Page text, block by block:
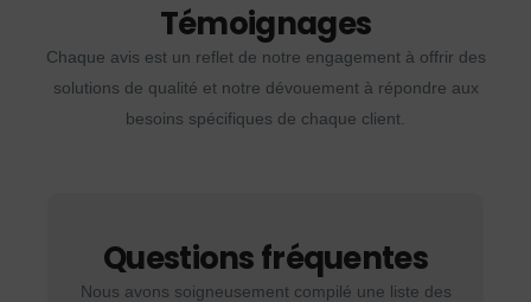
Témoignages
Chaque avis est un reflet de notre engagement à offrir des
solutions de qualité et notre dévouement à répondre aux
besoins spécifiques de chaque client.
Questions fréquentes
Nous avons soigneusement compilé une liste des